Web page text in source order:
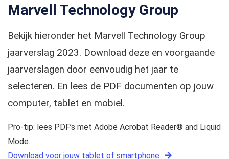
Marvell Technology Group
Bekijk hieronder het Marvell Technology Group
jaarverslag 2023. Download deze en voorgaande
jaarverslagen door eenvoudig het jaar te
selecteren. En lees de PDF documenten op jouw
computer, tablet en mobiel.
Pro-tip: lees PDF’s met Adobe Acrobat Reader® and Liquid
Mode.
Download voor jouw tablet of smartphone